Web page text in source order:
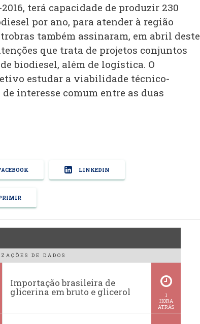
terá capacidade de produzir 230
por ano, para atender à região
também assinaram, em abril deste
que trata de projetos conjuntos
biodiesel, além de logística. O
estudar a viabilidade técnico-
interesse comum entre as duas
LINKEDIN
DE DADOS
Importação brasileira de
glicerina em bruto e glicerol
1
HORA
ATRÁS